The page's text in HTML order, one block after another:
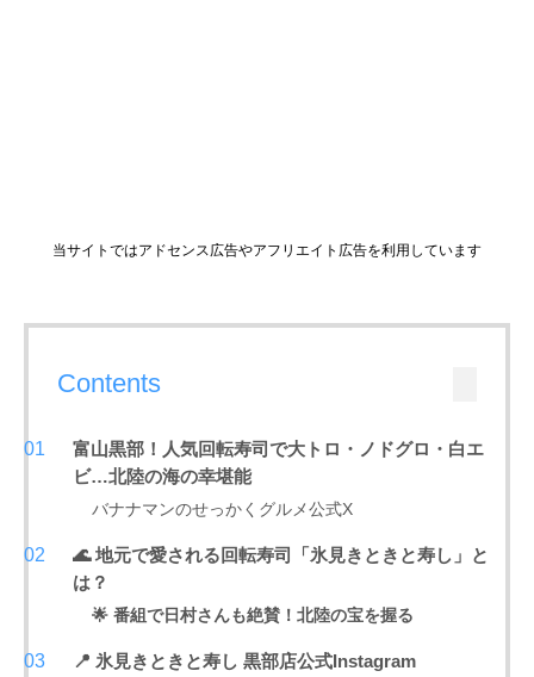
当サイトではアドセンス広告やアフリエイト広告を利用しています
Contents
富山黒部！人気回転寿司で大トロ・ノドグロ・白エ
ビ…北陸の海の幸堪能
バナナマンのせっかくグルメ公式X
🌊 地元で愛される回転寿司「氷見きときと寿し」と
は？
🌟 番組で日村さんも絶賛！北陸の宝を握る
📍 氷見きときと寿し 黒部店公式Instagram